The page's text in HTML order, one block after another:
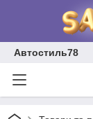
Автостиль78